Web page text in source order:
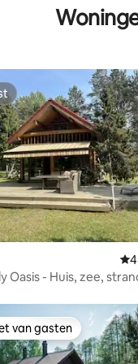
van 5 uit 5, 43
Oasis - Huis, zee,
van gasten
van gasten